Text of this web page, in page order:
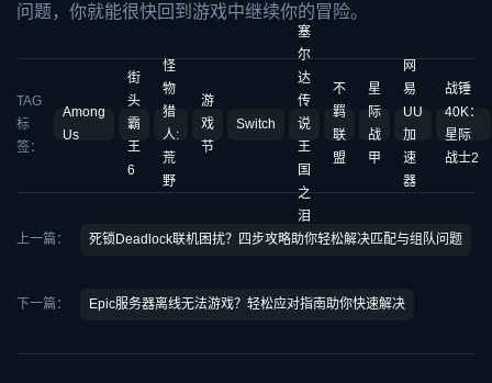
问题，你就能很快回到游戏中继续你的冒险。
TAG
标
签：
Among
Us
街
头
霸
王
6
怪
物
猎
人:
荒
野
游
戏
节
Switch
塞
尔
达
传
说
王
国
之
泪
不
羁
联
盟
星
际
战
甲
网
易
UU
加
速
器
战锤
40K：
星际
战士2
上一篇： 死锁Deadlock联机困扰？四步攻略助你轻松解决匹配与组队问题
下一篇： Epic服务器离线无法游戏？轻松应对指南助你快速解决